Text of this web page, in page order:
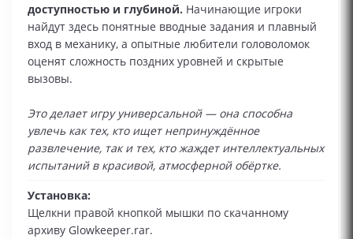
доступностью и глубиной. Начинающие игроки
найдут здесь понятные вводные задания и плавный
вход в механику, а опытные любители головоломок
оценят сложность поздних уровней и скрытые
вызовы.
Это делает игру универсальной — она способна
увлечь как тех, кто ищет непринуждённое
развлечение, так и тех, кто жаждет интеллектуальных
испытаний в красивой, атмосферной обёртке.
Установка:
Щелкни правой кнопкой мышки по скачанному
архиву Glowkeeper.rar.